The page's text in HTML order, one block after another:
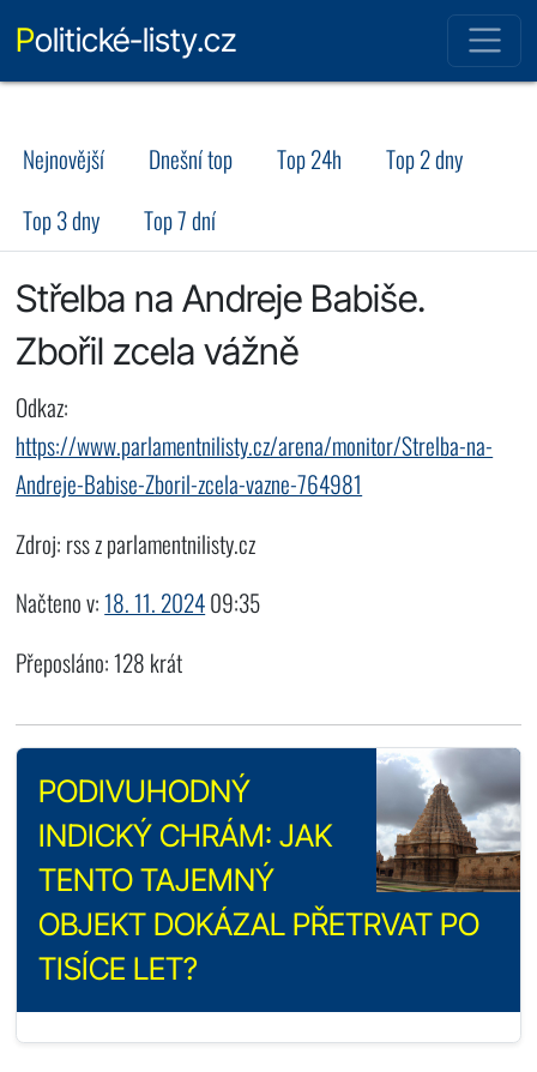
Politické-listy.cz
Nejnovější Dnešní top Top 24h
Top 2 dny
Top 3 dny
Top 7 dní
Střelba na Andreje Babiše.
Zbořil zcela vážně
Odkaz:
https://www.parlamentnilisty.cz/arena/monitor/Strelba-na-
Andreje-Babise-Zboril-zcela-vazne-764981
Zdroj: rss z parlamentnilisty.cz
Načteno v:18. 11. 202409:35
Přeposláno: 128 krát
PODIVUHODNÝ
INDICKÝ CHRÁM: JAK
TENTO TAJEMNÝ
OBJEKT DOKÁZAL PŘETRVAT PO
TISÍCE LET?